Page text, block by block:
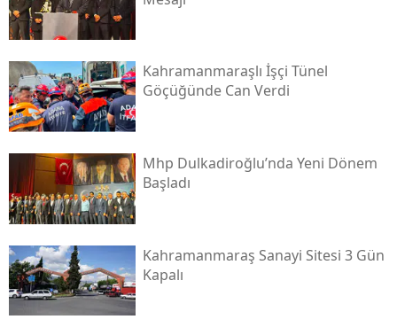
Kahramanmaraşlı İşçi Tünel
Göçüğünde Can Verdi
Mhp Dulkadiroğlu’nda Yeni Dönem
Başladı
Kahramanmaraş Sanayi Sitesi 3 Gün
Kapalı